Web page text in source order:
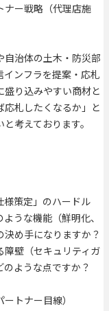
ナー戦略（代理店施
自治体の土木・防災部
ンフラを提案・応札
盛り込みやすい商材と
応札したくなるか」と
考えております。
様策定」のハードル
うな機能（鮮明化、
め手になりますか？
壁（セキュリティガ
ような点ですか？
トナー目線）